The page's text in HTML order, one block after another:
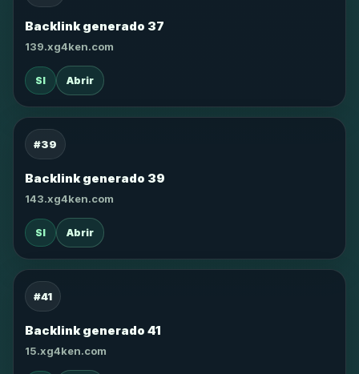
Backlink generado 37
139.xg4ken.com
SI Abrir
#39
Backlink generado 39
143.xg4ken.com
SI Abrir
#41
Backlink generado 41
15.xg4ken.com